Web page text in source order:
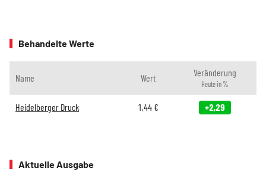
Behandelte Werte
Name Wert Veränderung
Heute in %
Heidelberger Druck 1,44 € +2,29
Aktuelle Ausgabe